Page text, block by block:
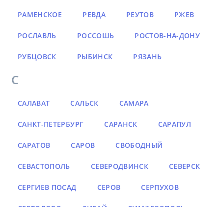
РАМЕНСКОЕ РЕВДА РЕУТОВ РЖЕВ
РОСЛАВЛЬ РОССОШЬ РОСТОВ-НА-ДОНУ
РУБЦОВСК РЫБИНСК РЯЗАНЬ
С
САЛАВАТ САЛЬСК САМАРА
САНКТ-ПЕТЕРБУРГ САРАНСК САРАПУЛ
САРАТОВ САРОВ СВОБОДНЫЙ
СЕВАСТОПОЛЬ СЕВЕРОДВИНСК СЕВЕРСК
СЕРГИЕВ ПОСАД СЕРОВ СЕРПУХОВ